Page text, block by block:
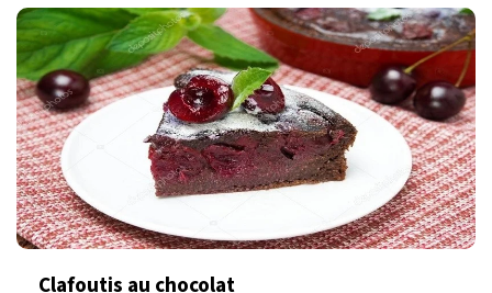
Clafoutis au chocolat